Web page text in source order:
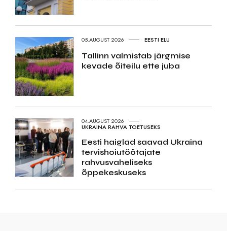
05.AUGUST 2026 EESTI ELU
Tallinn valmistab järgmise
kevade õiteilu ette juba
04.AUGUST 2026
UKRAINA RAHVA TOETUSEKS
Eesti haiglad saavad Ukraina
tervishoiutöötajate
rahvusvaheliseks
õppekeskuseks